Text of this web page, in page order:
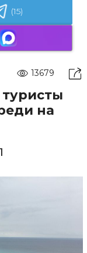
(15)
13679
на